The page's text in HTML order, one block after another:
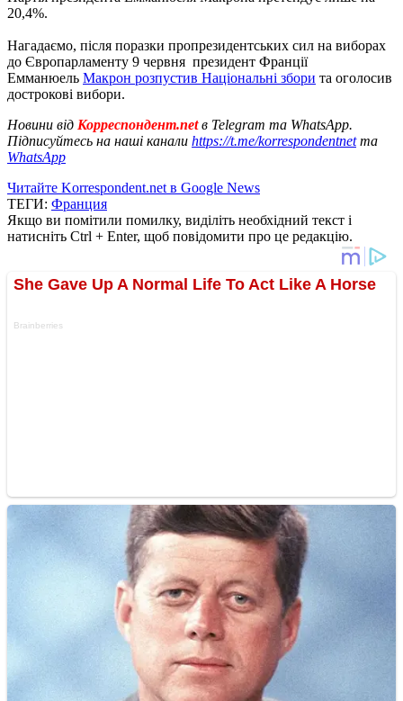
20,4%.
Нагадаємо, після поразки пропрезидентських сил на виборах
до Європарламенту 9 червня президент Франції
Емманюель Макрон розпустив Національні збори та оголосив
дострокові вибори.
Новини від Корреспондент.netв Telegram та WhatsApp.
Підписуйтесь на наші канали https://t.me/korrespondentnetта
WhatsApp
Читайте Korrespondent.net в Google News
ТЕГИ: Франция
Якщо ви помітили помилку, виділіть необхідний текст і
натисніть Ctrl + Enter, щоб повідомити про це редакцію.